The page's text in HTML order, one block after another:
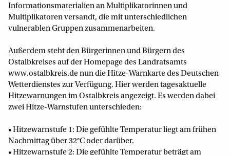
Informationsmaterialien an Multiplikatorinnen und
Multiplikatoren versandt, die mit unterschiedlichen
vulnerablen Gruppen zusammenarbeiten.
Außerdem steht den Bürgerinnen und Bürgern des
Ostalbkreises auf der Homepage des Landratsamts
www.ostalbkreis.de nun die Hitze-Warnkarte des Deutschen
Wetterdienstes zur Verfügung. Hier werden tagesaktuelle
Hitzewarnungen im Ostalbkreis angezeigt. Es werden dabei
zwei Hitze-Warnstufen unterschieden:
• Hitzewarnstufe 1: Die gefühlte Temperatur liegt am frühen
Nachmittag über 32°C oder darüber.
• Hitzewarnstufe 2: Die gefühlte Temperatur beträgt am